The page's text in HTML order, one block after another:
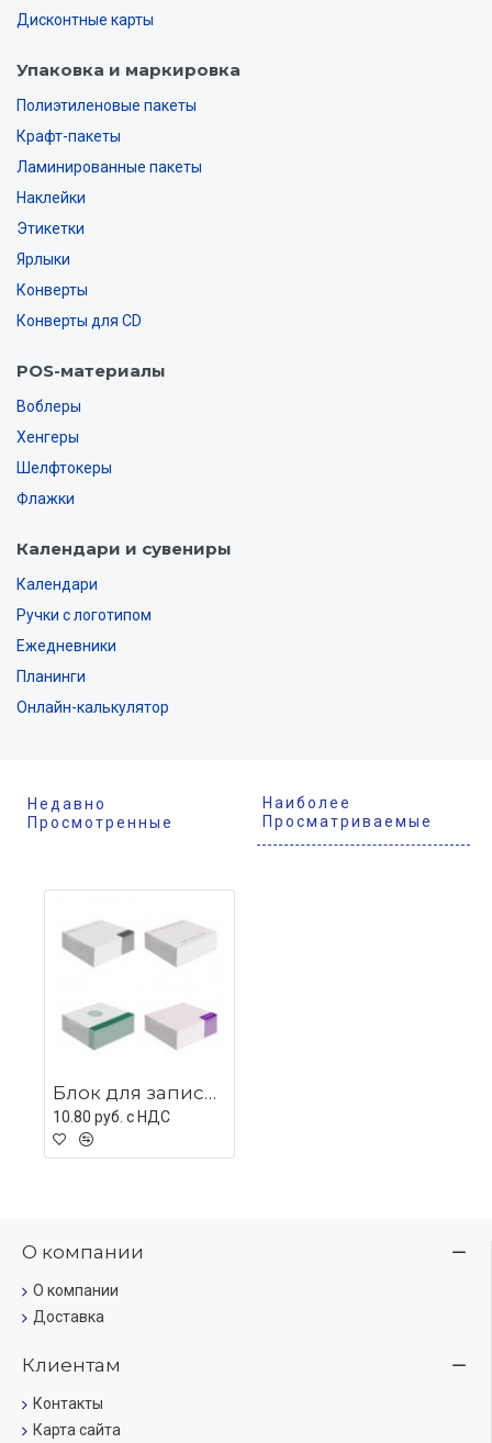
Дисконтные карты
Упаковка и маркировка
Полиэтиленовые пакеты
Крафт-пакеты
Ламинированные пакеты
Наклейки
Этикетки
Ярлыки
Конверты
Конверты для CD
POS-материалы
Воблеры
Хенгеры
Шелфтокеры
Флажки
Календари и сувениры
Календари
Ручки с логотипом
Ежедневники
Планинги
Онлайн-калькулятор
Недавно
Просмотренные
Наиболее
Просматриваемые
Блок для записей с печатью Bloke на заказ, 300 листов
10.80 руб. c НДС
О компании
О компании
Доставка
Клиентам
Контакты
Карта сайта